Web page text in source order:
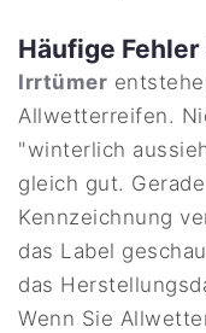
Häufige
Irrtümer
Allwetterreifen.
"winterlich
gleich gut.
Kennzeichnung
das Label
das
Wenn Sie